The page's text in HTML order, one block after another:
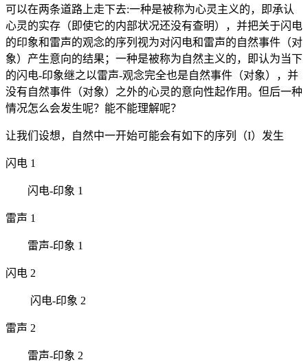
可以在两条道路上走下去:一种是被称为心灵主义的，即承认
心灵的实存（即使它的内部状况还没有查明），并把关于闪电
的印象和雷声的观念的序列视为对闪电和雷声的自然事件（对
象）产生意向的结果；一种是被称为自然主义的，即认为当下
的闪电-印象继之以雷声-观念完全也是自然事件（对象），并
没有自然事件（对象）之外的心灵的意向性起作用。但后一种
情况怎么会发生呢？能不能理解呢？
让我们设想，自然中一开始可能会有如下的序列（I）发生
闪电 1
闪电-印象 1
雷声 1
雷声-印象 1
闪电 2
闪电-印象 2
雷声 2
雷声-印象 2